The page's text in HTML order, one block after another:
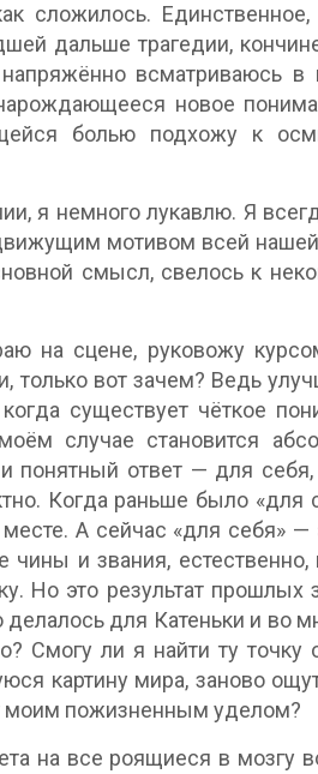
сложилось.
дальше трагедии,
всматриваюсь в
новое
болью подхожу к
я немного лукавлю. Я
мотивом всей нашей
смысл, свелось к
на сцене, руковожу
только вот зачем? Ведь
существует чёткое
случае становится
понятный ответ — для
Когда раньше было
А сейчас «для себя» —
и звания,
Но это результат прошлых
для Катеньки и во
Смогу ли я найти ту
картину мира, заново
моим пожизненным уделом?
на все роящиеся в